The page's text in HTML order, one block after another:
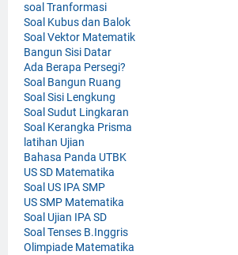
soal Tranformasi
Soal Kubus dan Balok
Soal Vektor Matematik
Bangun Sisi Datar
Ada Berapa Persegi?
Soal Bangun Ruang
Soal Sisi Lengkung
Soal Sudut Lingkaran
Soal Kerangka Prisma
latihan Ujian
Bahasa Panda UTBK
US SD Matematika
Soal US IPA SMP
US SMP Matematika
Soal Ujian IPA SD
Soal Tenses B.Inggris
Olimpiade Matematika